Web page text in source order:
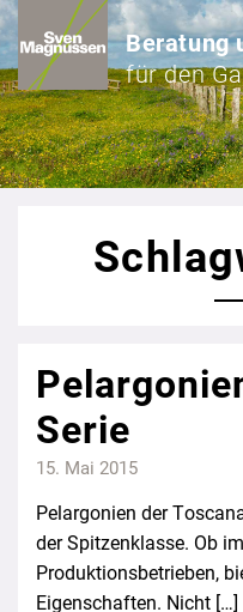
Beratung
für den
Serie
15. Mai 2015
Pelargonien der
der Spitzenklasse. Ob
Produktionsbetrieben,
Eigenschaften. Nicht […]